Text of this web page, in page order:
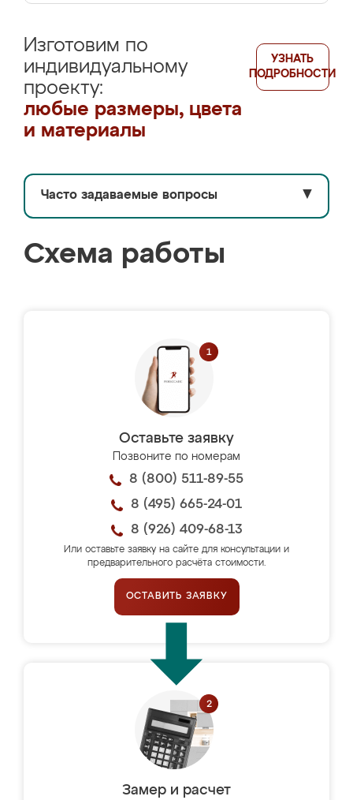
Изготовим по
индивидуальному
проекту:
любые размеры, цвета
и материалы
УЗНАТЬ
ПОДРОБНОСТИ
Часто задаваемые вопросы ▼
Схема работы
Оставьте заявку
Позвоните по номерам
8 (800) 511-89-55
8 (495) 665-24-01
8 (926) 409-68-13
Или оставьте заявку на сайте для консультации и
предварительного расчёта стоимости.
ОСТАВИТЬ ЗАЯВКУ
Замер и расчет